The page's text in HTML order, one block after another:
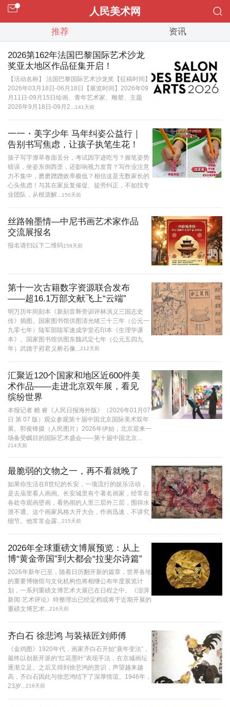
人民美术网
推荐 资讯
2026第162年法国巴黎国际艺术沙龙
奖亚太地区作品征集开启！
【活动名称】 法国巴黎国际艺术沙龙奖【征稿时间】
2026年03月18日-06月18日【展览时间】2026年09
月11日-09月15日绘画、青年艺术家、雕塑、主题
2026年9月18日-09月2...141天前
一一・美字少年 马年纠姿公益行｜
告别书写焦虑，让孩子执笔生花！
孩子写字潦草卷面丢分，考试因字迹吃亏？握笔姿势
错误，坐姿东倒西歪，还影响视力发育？写作业注意
力不集中，磨磨蹭蹭效率极低？相信这是无数家长的
心头焦虑！与其在家反复催促、徒劳纠正，不如找专
业团队，从根源解...150天前
丝路翰墨情—中尼书画艺术家作品
交流展报名
报名请扫以下二维码158天前
第十一次古籍数字资源联合发布
——超16.1万部文献飞上“云端”
明万历年间刻本《新刻音释旁训评林演义三国志史
传》插图。国家图书馆供图清光绪三十三年（公元一
九零七年）陆军部陆军速成学堂石印本《生理学课
本》。国家图书馆供图东魏武定七年（公元五四九
年）武德于府君义桥石像...
212天前
汇聚近120个国家和地区近600件美
术作品——走进北京双年展，看见
缤纷世界
本报记者 赖 睿《人民日报海外版》（2026年01月07
日 第 07 版）观众参观第十届中国北京国际美术双年
展。郭俊锋摄（人民图片）2026年伊始，北京迎来一
场备受瞩目的国际艺术盛会——第十届中国北京...
214天前
最脆弱的文物之一，再不看就晚了
如果你生活在8世纪的长安，一项流行的娱乐活动，
是去庙里看人画画。长安城里有个著名画家，经常在
各处寺观画壁画，看热闹的人里三层外三层，围得水
泄不通。这个画家风格大开大合，作画迅速，不讲究
细节。他常常会露...
215天前
2026年全球重磅文博展预览：从上
博“黄金帝国”到大都会“拉斐尔诗篇”
2026年新年已至，随着日历翻开新的篇章，世界各地
的重要博物馆与文化机构也将相继公布年度展览计
划，一系列重磅文博艺术大展已在日程之中。《澎湃
新闻·艺术评论》特整理出已经定档或将于近期开展的
重磅文博艺术...
216天前
齐白石 徐悲鸿 与装裱匠刘师傅
《金鸡图》1920年代，画家齐白石开始“衰年变法”，
最终以创新开派的“红花墨叶”表现手法，在京城画坛
逐渐立足。之后又得到徐悲鸿的赏识，声望越来越
高，齐白石因此与徐悲鸿结下了深厚情谊。1946年，
23岁...
216天前